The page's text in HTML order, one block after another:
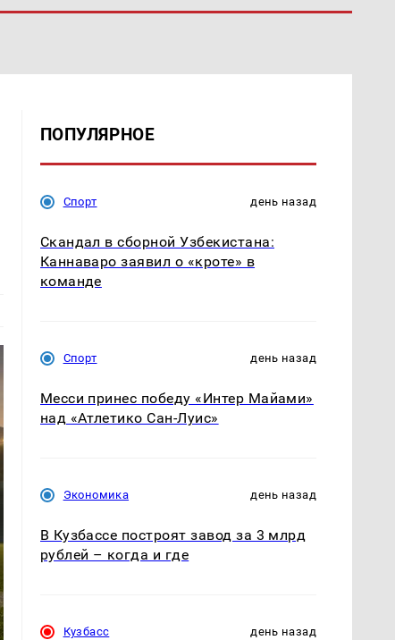
ПОПУЛЯРНОЕ
Спорт день назад
Скандал в сборной Узбекистана:
Каннаваро заявил о «кроте» в
команде
Спорт день назад
Месси принес победу «Интер Майами»
над «Атлетико Сан-Луис»
Экономика день назад
В Кузбассе построят завод за 3 млрд
рублей – когда и где
Кузбасс день назад